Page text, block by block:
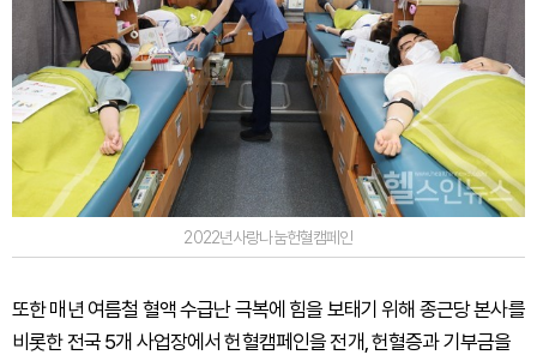
2022년사랑나눔헌혈캠페인
또한 매년 여름철 혈액 수급난 극복에 힘을 보태기 위해 종근당 본사를
비롯한 전국 5개 사업장에서 헌혈캠페인을 전개, 헌혈증과 기부금을